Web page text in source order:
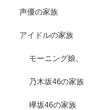
声優の家族
アイドルの家族
モーニング娘。
乃木坂46の家族
欅坂46の家族